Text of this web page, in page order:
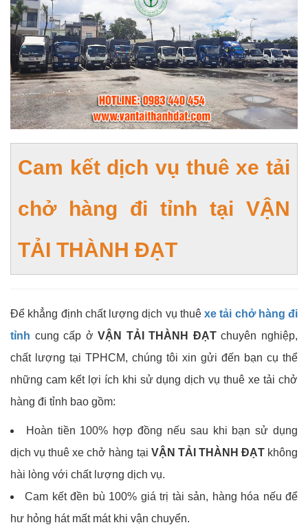
Cam kết dịch vụ thuê xe tải
chở hàng đi tỉnh tại VẬN
TẢI THÀNH ĐẠT
Để khẳng định chất lượng dịch vụ thuê xe tải chở hàng đi
tỉnh cung cấp ởVẬN TẢI THÀNH ĐẠTchuyên nghiệp,
chất lượng tại TPHCM, chúng tôi xin gửi đến bạn cụ thể
những cam kết lợi ích khi sử dụng dịch vụ thuê xe tải chở
hàng đi tỉnh bao gồm:
Hoàn tiền 100% hợp đồng nếu sau khi bạn sử dụng
dịch vụ thuê xe chở hàng tại VẬN TẢI THÀNH ĐẠTkhông
hài lòng với chất lượng dịch vụ.
Cam kết đền bù 100% giá trị tài sản, hàng hóa nếu để
hư hỏng hát mất mát khi vận chuyển.